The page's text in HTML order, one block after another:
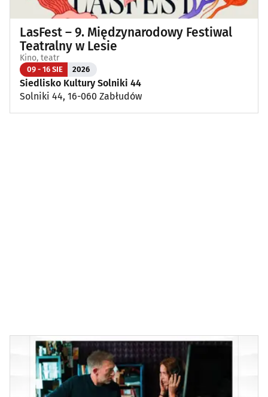
LasFest – 9. Międzynarodowy Festiwal
Teatralny w Lesie
Kino, teatr
09 - 16 SIE 2026
Siedlisko Kultury Solniki 44
Solniki 44, 16-060 Zabłudów